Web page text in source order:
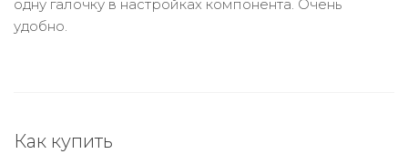
одну галочку в настройках компонента. Очень
удобно.
Как купить